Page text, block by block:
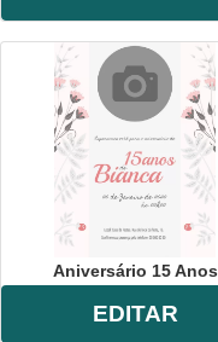
Aniversário 15 Anos
EDITAR